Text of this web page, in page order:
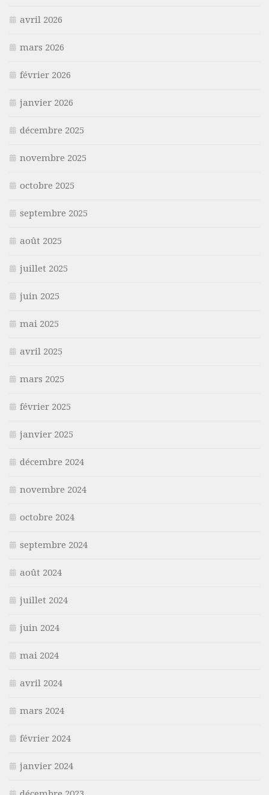
avril 2026
mars 2026
février 2026
janvier 2026
décembre 2025
novembre 2025
octobre 2025
septembre 2025
août 2025
juillet 2025
juin 2025
mai 2025
avril 2025
mars 2025
février 2025
janvier 2025
décembre 2024
novembre 2024
octobre 2024
septembre 2024
août 2024
juillet 2024
juin 2024
mai 2024
avril 2024
mars 2024
février 2024
janvier 2024